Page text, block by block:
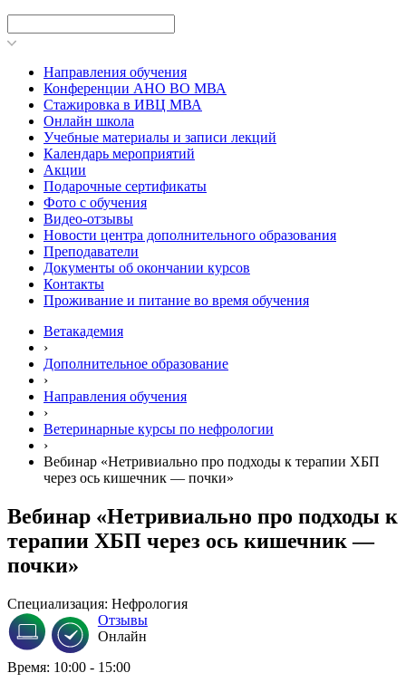
Направления обучения
Конференции АНО ВО МВА
Стажировка в ИВЦ МВА
Онлайн школа
Учебные материалы и записи лекций
Календарь мероприятий
Акции
Подарочные сертификаты
Фото с обучения
Видео-отзывы
Новости центра дополнительного образования
Преподаватели
Документы об окончании курсов
Контакты
Проживание и питание во время обучения
Ветакадемия
›
Дополнительное образование
›
Направления обучения
›
Ветеринарные курсы по нефрологии
›
Вебинар «Нетривиально про подходы к терапии ХБП
через ось кишечник — почки»
Вебинар «Нетривиально про подходы к
терапии ХБП через ось кишечник —
почки»
Специализация: Нефрология
Отзывы
Онлайн
Время: 10:00 - 15:00